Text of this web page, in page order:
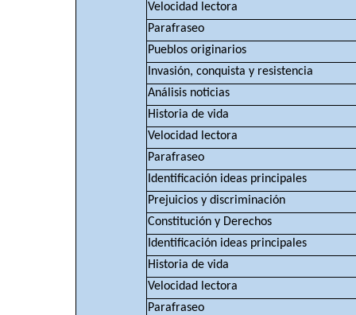
Velocidad lectora
Parafraseo
Pueblos originarios
Invasión, conquista y resistencia
Análisis noticias
Historia de vida
Velocidad lectora
Parafraseo
Identificación ideas principales
Prejuicios y discriminación
Constitución y Derechos
Identificación ideas principales
Historia de vida
Velocidad lectora
Parafraseo